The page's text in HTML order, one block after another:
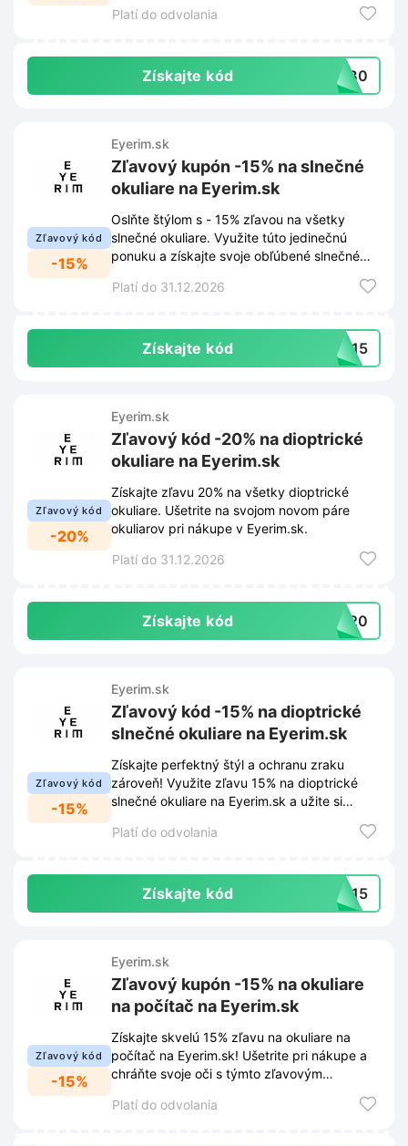
Platí do odvolania
Získajte kód 3FB0
Zľavový kód
-15%
Eyerim.sk
Zľavový kupón -15% na slnečné
okuliare na Eyerim.sk
Oslňte štýlom s - 15% zľavou na všetky
slnečné okuliare. Využite túto jedinečnú
ponuku a získajte svoje obľúbené slnečné
Platí do 31.12.2026
Získajte kód SK15
Zľavový kód
-20%
Eyerim.sk
Zľavový kód -20% na dioptrické
okuliare na Eyerim.sk
Získajte zľavu 20% na všetky dioptrické
okuliare. Ušetrite na svojom novom páre
okuliarov pri nákupe v Eyerim.sk.
Platí do 31.12.2026
Získajte kód SK20
Zľavový kód
-15%
Eyerim.sk
Zľavový kód -15% na dioptrické
slnečné okuliare na Eyerim.sk
Získajte perfektný štýl a ochranu zraku
zároveň! Využite zľavu 15% na dioptrické
slnečné okuliare na Eyerim.sk a užite si
Platí do odvolania
Získajte kód UN15
Zľavový kód
-15%
Eyerim.sk
Zľavový kupón -15% na okuliare
na počítač na Eyerim.sk
Získajte skvelú 15% zľavu na okuliare na
počítač na Eyerim.sk! Ušetrite pri nákupe a
chráňte svoje oči s týmto zľavovým
Platí do odvolania